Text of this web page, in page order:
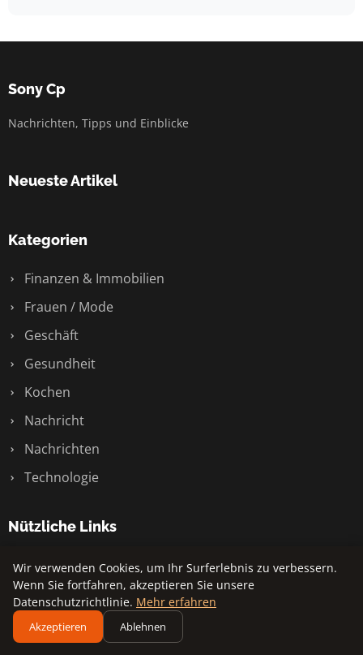
Sony Cp
Nachrichten, Tipps und Einblicke
Neueste Artikel
Kategorien
Finanzen & Immobilien
Frauen / Mode
Geschäft
Gesundheit
Kochen
Nachricht
Nachrichten
Technologie
Nützliche Links
Kontakt
© 2026 Sony Cp. Alle Rechte vorbehalten.
Wir verwenden Cookies, um Ihr Surferlebnis zu verbessern.
Wenn Sie fortfahren, akzeptieren Sie unsere
Datenschutzrichtlinie. Mehr erfahren
Akzeptieren Ablehnen